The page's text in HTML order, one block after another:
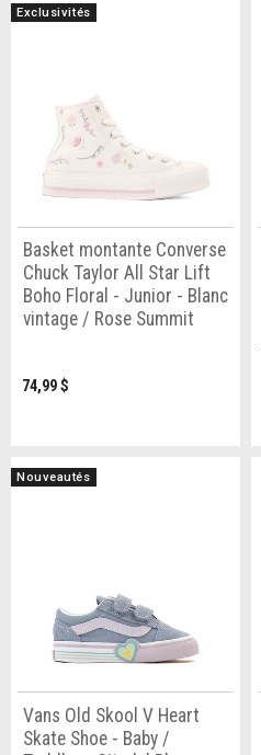
Exclusivités
Basket montante Converse
Chuck Taylor All Star Lift
Boho Floral - Junior - Blanc
vintage / Rose Summit
74,99 $
Nouveautés
Vans Old Skool V Heart
Skate Shoe - Baby /